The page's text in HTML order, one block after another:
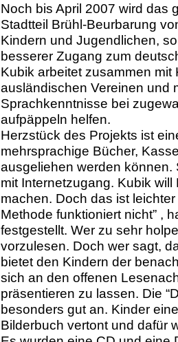
Noch bis April 2007 wird das
Stadtteil Brühl-Beurbarung
Kindern und Jugendlichen,
besserer Zugang zum
Kubik arbeitet zusammen
ausländischen Vereinen und
Sprachkenntnisse bei
aufpäppeln helfen.
Herzstück des Projekts ist
mehrsprachige Bücher,
ausgeliehen werden
mit Internetzugang. Kubik
machen. Doch das ist
Methode funktioniert nicht” ,
festgestellt. Wer zu sehr
vorzulesen. Doch wer sagt,
bietet den Kindern der
sich an den offenen
präsentieren zu lassen. Die
besonders gut an. Kinder
Bilderbuch vertont und dafür